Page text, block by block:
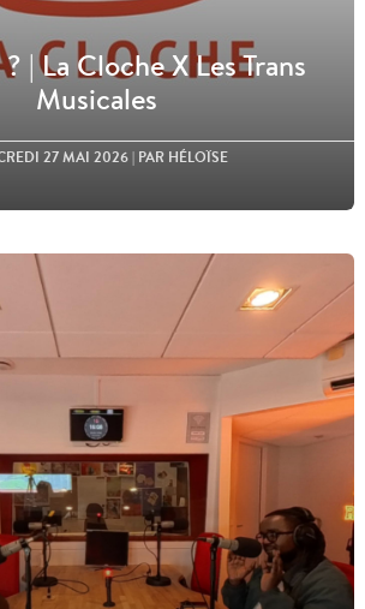
| La Cloche X Les Trans
Musicales
27 MAI 2026| PAR HÉLOÏSE
Lire l'article